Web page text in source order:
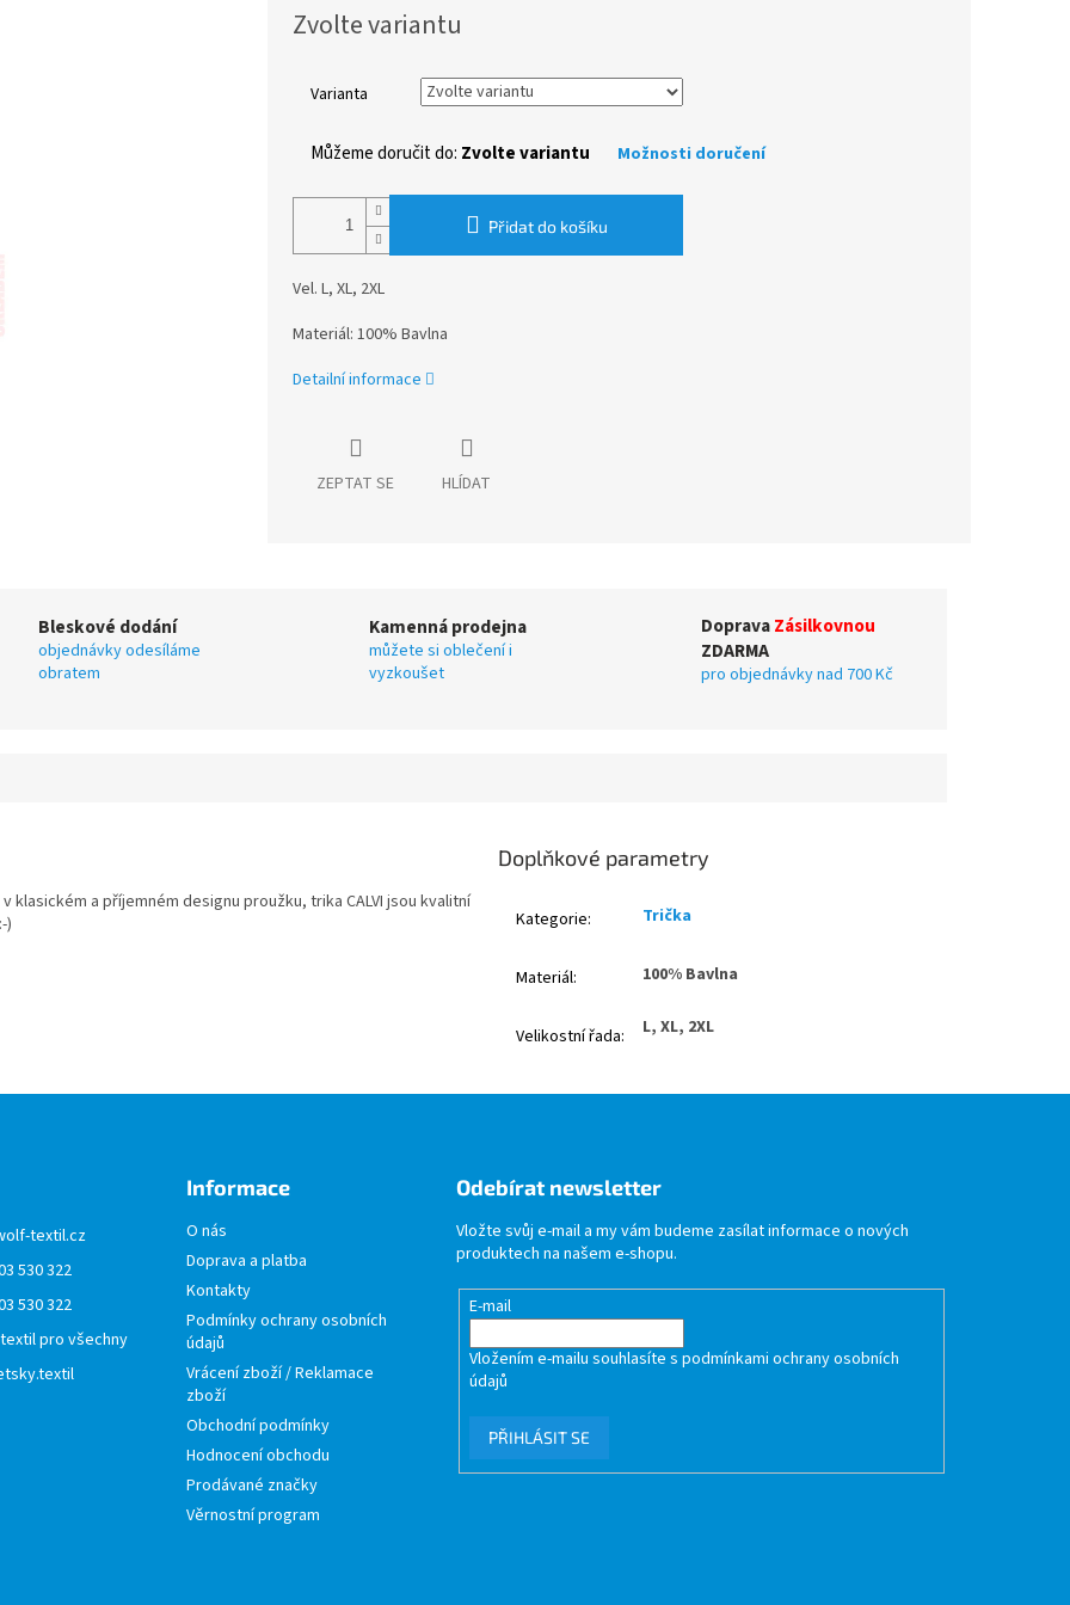
cena:
Zvolte variantu
Varianta
Můžeme doručit do: Zvolte variantu Možnosti doručení
Přidat do košíku
Vel. L, XL, 2XL
Materiál: 100% Bavlna
Detailní informace
ZEPTAT SE HLÍDAT
Bleskové dodání
objednávky odesíláme
obratem
Kamenná prodejna
můžete si oblečení i
vyzkoušet
DopravaZásilkovnou
ZDARMA
pro objednávky nad 700 Kč
klasickém a příjemném designu proužku, trika CALVI jsou kvalitní
)
Doplňkové parametry
Kategorie: Trička
Materiál: 100% Bavlna
Velikostní řada: L, XL, 2XL
textil.cz
530 322
530 322
pro všechny
Informace
O nás
Doprava a platba
Kontakty
Podmínky ochrany osobních
údajů
Vrácení zboží / Reklamace
zboží
Obchodní podmínky
Hodnocení obchodu
Prodávané značky
Věrnostní program
Odebírat newsletter
Vložte svůj e-mail a my vám budeme zasílat informace o nových
produktech na našem e-shopu.
E-mail
Vložením e-mailu souhlasíte spodmínkami ochrany osobních
údajů
PŘIHLÁSIT SE